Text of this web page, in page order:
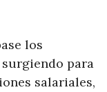
los
para
salariales,